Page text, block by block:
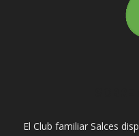
El Club familiar Salces